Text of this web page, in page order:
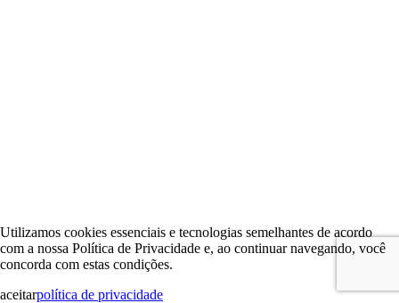
Utilizamos cookies essenciais e tecnologias semelhantes de acordo
com a nossa Política de Privacidade e, ao continuar navegando, você
concorda com estas condições.
aceitarpolítica de privacidade